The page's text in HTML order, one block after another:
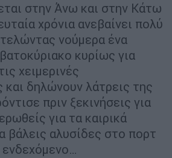
στην Άνω και στην Κάτω
χρόνια ανεβαίνει πολύ
νούμερα ένα
κυρίως για
χειμερινές
και δηλώνουν λάτρεις της
πριν ξεκινήσεις για
για τα καιρικά
βάλεις αλυσίδες στο πορτ
ενδεχόμενο…